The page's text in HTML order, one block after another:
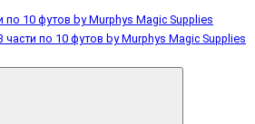
по 10 футов by Murphys Magic Supplies